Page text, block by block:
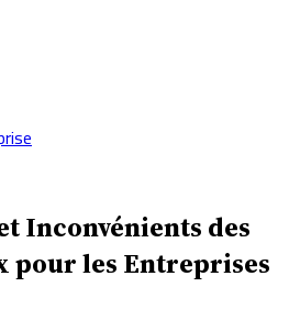
Inconvénients des
pour les Entreprises